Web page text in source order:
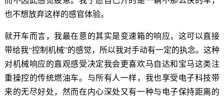
也不想放弃这样的感官体验。
就开车而言，我最在意的其实是变速箱的响应，这可以直接
带给我“控制机械”的感觉，所以我对手动有一定的执念。这种
对机械响应的直观感受决定我会更喜欢马自达和宝马这类注
重操控的传统燃油车。与所有人一样，我也享受电子科技带
来的无尽好处，然而在内心深处又有一种与电子保持距离的